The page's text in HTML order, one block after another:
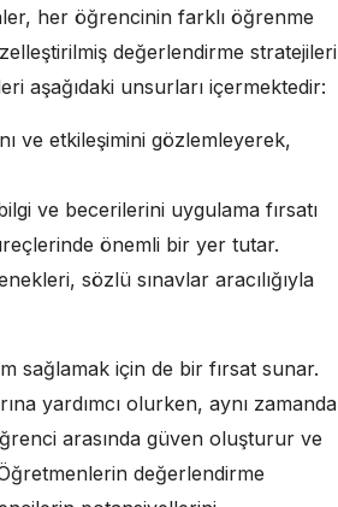
her öğrencinin farklı öğrenme
değerlendirme stratejileri
aşağıdaki unsurları içermektedir:
ve etkileşimini gözlemleyerek,
ve becerilerini uygulama fırsatı
önemli bir yer tutar.
sözlü sınavlar aracılığıyla
sağlamak için de bir fırsat sunar.
yardımcı olurken, aynı zamanda
arasında güven oluşturur ve
değerlendirme